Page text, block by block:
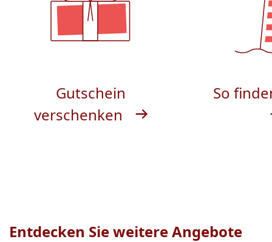
Gutschein
verschenken
So
Entdecken Sie weitere Angebote